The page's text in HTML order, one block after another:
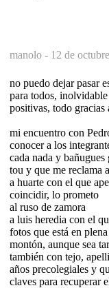
manolo - 12 de
no puedo dejar pasar
para todos,
positivas, todo gracias
mi encuentro con
conocer a los
cada nada y
tou y que me reclama
a huarte con el que
coincidir, lo prometo
al ruso de zamora
a luis heredia con el
fotos que está en
montón, aunque sea
también con tejo,
años precolegiales y
claves para recuperar